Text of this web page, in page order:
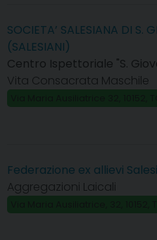
SOCIETA’ SALESIANA DI S.
(SALESIANI)
Centro Ispettoriale "S.
Vita Consacrata Maschile
Federazione ex allievi
Aggregazioni Laicali